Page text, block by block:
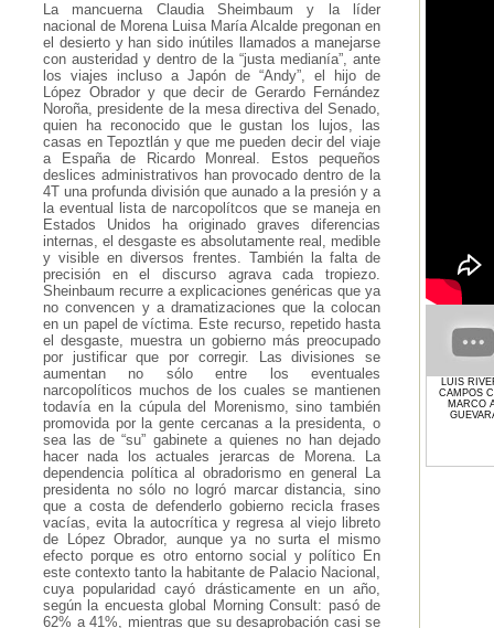
La mancuerna Claudia Sheimbaum y la líder
nacional de Morena Luisa María Alcalde pregonan en
el desierto y han sido inútiles llamados a manejarse
con austeridad y dentro de la “justa medianía”, ante
los viajes incluso a Japón de “Andy”, el hijo de
López Obrador y que decir de Gerardo Fernández
Noroña, presidente de la mesa directiva del Senado,
quien ha reconocido que le gustan los lujos, las
casas en Tepoztlán y que me pueden decir del viaje
a España de Ricardo Monreal. Estos pequeños
deslices administrativos han provocado dentro de la
4T una profunda división que aunado a la presión y a
la eventual lista de narcopolítcos que se maneja en
Estados Unidos ha originado graves diferencias
internas, el desgaste es absolutamente real, medible
y visible en diversos frentes. También la falta de
precisión en el discurso agrava cada tropiezo.
Sheinbaum recurre a explicaciones genéricas que ya
no convencen y a dramatizaciones que la colocan
en un papel de víctima. Este recurso, repetido hasta
el desgaste, muestra un gobierno más preocupado
por justificar que por corregir. Las divisiones se
aumentan no sólo entre los eventuales
narcopolíticos muchos de los cuales se mantienen
todavía en la cúpula del Morenismo, sino también
promovida por la gente cercanas a la presidenta, o
sea las de “su” gabinete a quienes no han dejado
hacer nada los actuales jerarcas de Morena. La
dependencia política al obradorismo en general La
presidenta no sólo no logró marcar distancia, sino
que a costa de defenderlo gobierno recicla frases
vacías, evita la autocrítica y regresa al viejo libreto
de López Obrador, aunque ya no surta el mismo
efecto porque es otro entorno social y político En
este contexto tanto la habitante de Palacio Nacional,
cuya popularidad cayó drásticamente en un año,
según la encuesta global Morning Consult: pasó de
62% a 41%, mientras que su desaprobación casi se
LUIS
CAMPOS
MARCO